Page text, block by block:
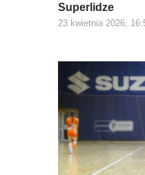
Superlidze
23 kwietnia 2026,